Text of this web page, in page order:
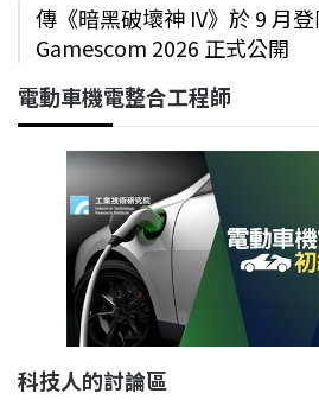
傳《暗黑破壞神 IV》於 9 月
Gamescom 2026 正式公開
電動車機電整合工程師
科技人的討論區